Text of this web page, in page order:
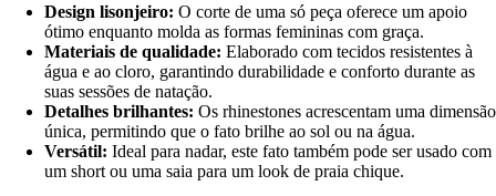
Design lisonjeiro: O corte de uma só peça oferece um apoio
ótimo enquanto molda as formas femininas com graça.
Materiais de qualidade: Elaborado com tecidos resistentes à
água e ao cloro, garantindo durabilidade e conforto durante as
suas sessões de natação.
Detalhes brilhantes: Os rhinestones acrescentam uma dimensão
única, permitindo que o fato brilhe ao sol ou na água.
Versátil: Ideal para nadar, este fato também pode ser usado com
um short ou uma saia para um look de praia chique.